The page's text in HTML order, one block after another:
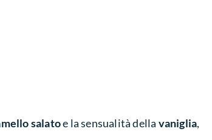
salatoe la sensualità della vaniglia,